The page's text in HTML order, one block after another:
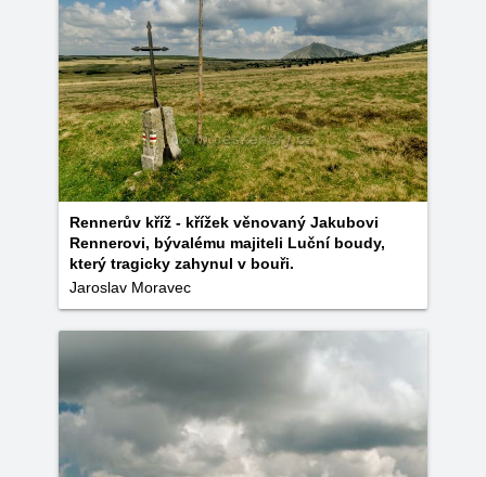
Rennerův kříž - křížek věnovaný Jakubovi
Rennerovi, bývalému majiteli Luční boudy,
který tragicky zahynul v bouři.
Jaroslav Moravec